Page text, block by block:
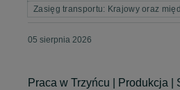
Zasięg transportu: Krajowy oraz
05 sierpnia 2026
Praca w Trzyńcu | Produkcja |